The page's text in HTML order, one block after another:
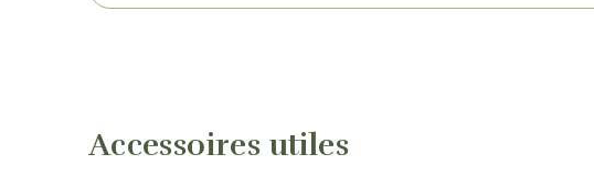
Accessoires utiles